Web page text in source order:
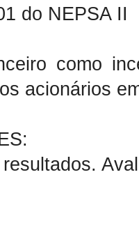
do NEPSA II
como
acionários